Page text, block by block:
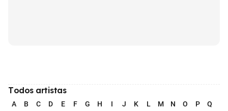
Todos artistas
A B C D E F G H I J K L M N O P Q